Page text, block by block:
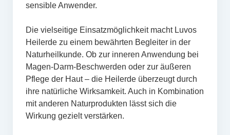
sensible Anwender.
Die vielseitige Einsatzmöglichkeit macht Luvos
Heilerde zu einem bewährten Begleiter in der
Naturheilkunde. Ob zur inneren Anwendung bei
Magen-Darm-Beschwerden oder zur äußeren
Pflege der Haut – die Heilerde überzeugt durch
ihre natürliche Wirksamkeit. Auch in Kombination
mit anderen Naturprodukten lässt sich die
Wirkung gezielt verstärken.